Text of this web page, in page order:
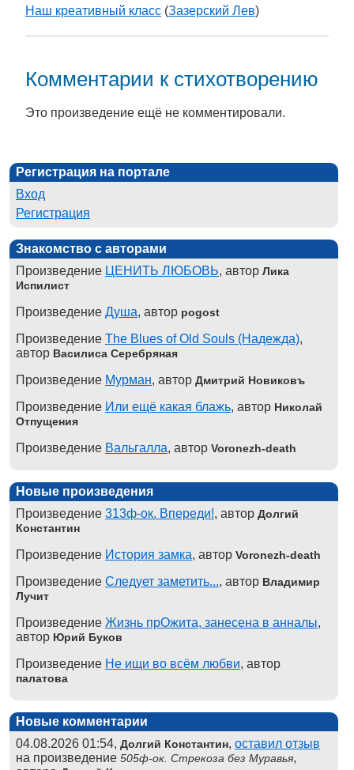
Наш креативный класс (Зазерский Лев)
Комментарии к стихотворению
Это произведение ещё не комментировали.
Регистрация на портале
Вход
Регистрация
Знакомство с авторами
Произведение ЦЕНИТЬ ЛЮБОВЬ, автор Лика
Испилист
Произведение Душа, автор pogost
Произведение The Blues of Old Souls (Надежда),
автор Василиса Серебряная
Произведение Мурман, автор Дмитрий Новиковъ
Произведение Или ещё какая блажь, автор Николай
Отпущения
Произведение Вальгалла, автор Voronezh-death
Новые произведения
Произведение 313ф-ок. Впереди!, автор Долгий
Константин
Произведение История замка, автор Voronezh-death
Произведение Следует заметить..., автор Владимир
Лучит
Произведение Жизнь прОжита, занесена в анналы,
автор Юрий Буков
Произведение Не ищи во всём любви, автор
палатова
Новые комментарии
04.08.2026 01:54, Долгий Константин, оставил отзыв
на произведение 505ф-ок. Стрекоза без Муравья,